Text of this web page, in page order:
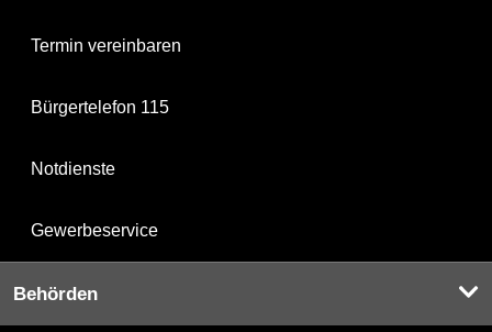
Termin vereinbaren
Bürgertelefon 115
Notdienste
Gewerbeservice
Behörden